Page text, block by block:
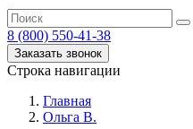
8 (800) 550-41-38
Заказать звонок
Строка навигации
Главная
Ольга В.